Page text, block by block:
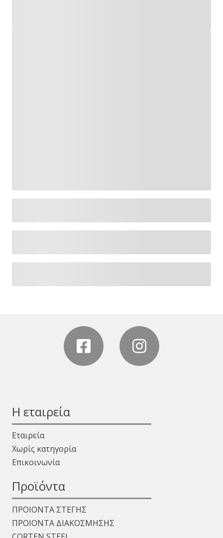
Η εταιρεία
Εταιρεία
Χωρίς κατηγορία
Επικοινωνία
Προϊόντα
ΠΡΟΙΟΝΤΑ ΣΤΕΓΗΣ
ΠΡΟΙΟΝΤΑ ΔΙΑΚΟΣΜΗΣΗΣ